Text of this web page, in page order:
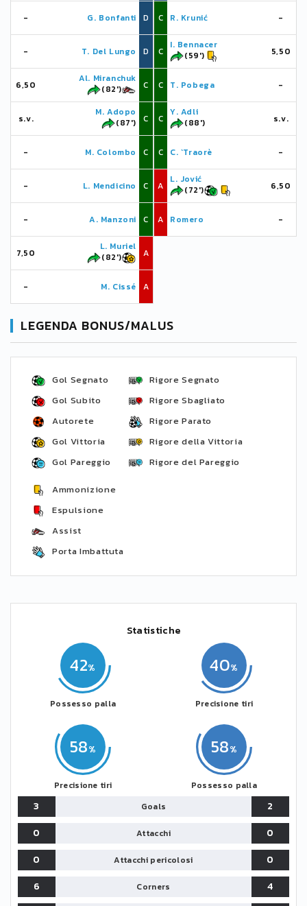
- G. Bonfanti D
- T. Del Lungo D
6,50
Al. Miranchuk
(82')
C
s.v.
M. Adopo
(87')
C
- M. Colombo C
- L. Mendicino C
- A. Manzoni C
7,50
L. Muriel
(82')
A
- M. Cissé A
C R. Krunić -
C
I. Bennacer
(59')
5,50
C T. Pobega -
C
Y. Adli
(88')
s.v.
C C. `Traorè -
A
L. Jović
(72')
6,50
A Romero -
LEGENDA BONUS/MALUS
Gol Segnato
Gol Subito
Autorete
Gol Vittoria
Gol Pareggio
Rigore Segnato
Rigore Sbagliato
Rigore Parato
Rigore della Vittoria
Rigore del Pareggio
Ammonizione
Espulsione
Assist
Porta Imbattuta
Statistiche
42
Possesso palla
58
Precisione tiri
58
Possesso palla
40
Precisione tiri
3 Goals
2
0
Attacchi
0
0
Attacchi pericolosi
0
6
Corners 4